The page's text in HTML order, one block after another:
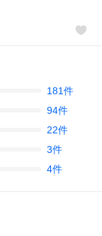
181件
94件
22件
3件
4件